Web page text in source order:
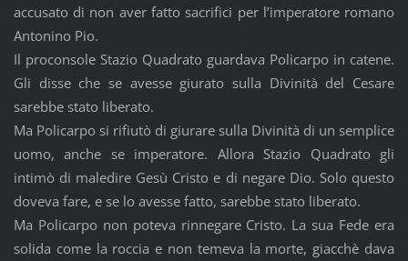
accusato di non aver fatto sacrifici per l’imperatore romano
Antonino Pio.
Il proconsole Stazio Quadrato guardava Policarpo in catene.
Gli disse che se avesse giurato sulla Divinità del Cesare
sarebbe stato liberato.
Ma Policarpo si rifiutò di giurare sulla Divinità di un semplice
uomo, anche se imperatore. Allora Stazio Quadrato gli
intimò di maledire Gesù Cristo e di negare Dio. Solo questo
doveva fare, e se lo avesse fatto, sarebbe stato liberato.
Ma Policarpo non poteva rinnegare Cristo. La sua Fede era
solida come la roccia e non temeva la morte, giacchè dava